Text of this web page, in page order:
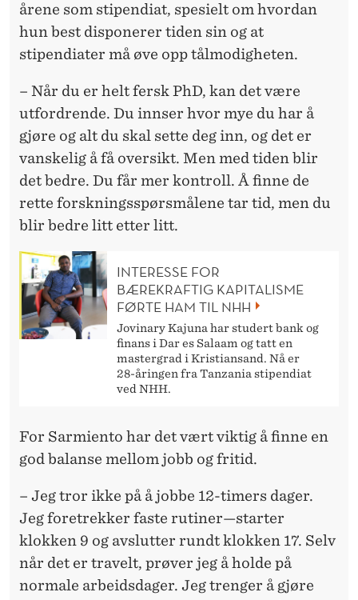
årene som stipendiat, spesielt om hvordan
hun best disponerer tiden sin og at
stipendiater må øve opp tålmodigheten.
– Når du er helt fersk PhD, kan det være
utfordrende. Du innser hvor mye du har å
gjøre og alt du skal sette deg inn, og det er
vanskelig å få oversikt. Men med tiden blir
det bedre. Du får mer kontroll. Å finne de
rette forskningsspørsmålene tar tid, men du
blir bedre litt etter litt.
INTERESSE FOR
BÆREKRAFTIG KAPITALISME
FØRTE HAM TIL NHH
Jovinary Kajuna har studert bank og
finans i Dar es Salaam og tatt en
mastergrad i Kristiansand. Nå er
28-åringen fra Tanzania stipendiat
ved NHH.
For Sarmiento har det vært viktig å finne en
god balanse mellom jobb og fritid.
– Jeg tror ikke på å jobbe 12-timers dager.
Jeg foretrekker faste rutiner—starter
klokken 9 og avslutter rundt klokken 17. Selv
når det er travelt, prøver jeg å holde på
normale arbeidsdager. Jeg trenger å gjøre